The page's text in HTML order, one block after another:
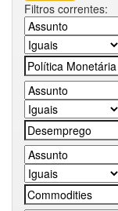
Filtros correntes: